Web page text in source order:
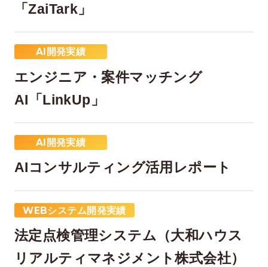
「ZaiTark」
AI開発実績
エンジニア・案件マッチング
AI「LinkUp」
AI開発実績
AIコンサルティング活用レポート
WEBシステム開発実績
法定点検管理システム（大和ハウス
リアルティマネジメント株式会社）